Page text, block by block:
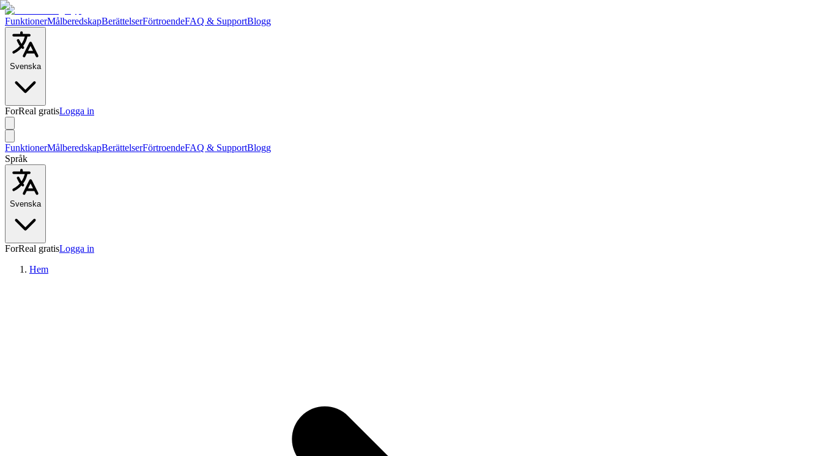
FunktionerMålberedskapBerättelserFörtroendeFAQ & SupportBlogg
Svenska
ForReal gratisLogga in
FunktionerMålberedskapBerättelserFörtroendeFAQ & SupportBlogg
Språk
Svenska
ForReal gratisLogga in
Hem